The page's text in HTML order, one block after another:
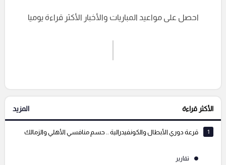
إرسال تعليق
التعليقات السابقة
احصل على مواعيد المباريات والأخبار الأكثر قراءة يوميا
الأكثر قراءة المزيد
1 قرعة دوري الأبطال والكونفيدرالية .. حسم منافسي الأهلي والزمالك
تقارير